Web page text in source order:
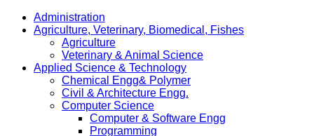
Administration
Agriculture, Veterinary, Biomedical, Fishes
Agriculture
Veterinary & Animal Science
Applied Science & Technology
Chemical Engg& Polymer
Civil & Architecture Engg.
Computer Science
Computer & Software Engg
Programming